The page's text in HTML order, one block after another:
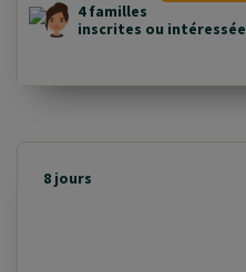
4 familles
inscrites ou
8 jours